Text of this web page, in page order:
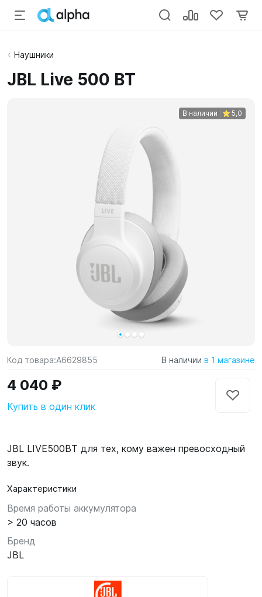
Наушники
JBL Live 500 BT
В наличии 5,0
Код товара:A6629855 В наличии в 1 магазине
4 040 ₽
Купить в один клик
JBL LIVE500BT для тех, кому важен превосходный
звук.
Характеристики
Время работы аккумулятора
> 20 часов
Бренд
JBL